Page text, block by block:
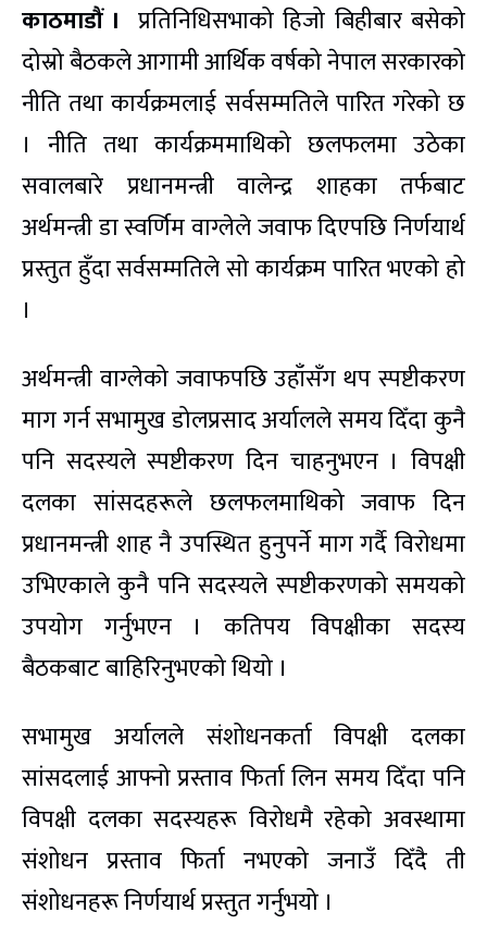
काठमाडौं । प्रतिनिधिसभाको हिजो बिहीबार बसेको
दोस्रो बैठकले आगामी आर्थिक वर्षको नेपाल सरकारको
नीति तथा कार्यक्रमलाई सर्वसम्मतिले पारित गरेको छ
। नीति तथा कार्यक्रममाथिको छलफलमा उठेका
सवालबारे प्रधानमन्त्री वालेन्द्र शाहका तर्फबाट
अर्थमन्त्री डा स्वर्णिम वाग्लेले जवाफ दिएपछि निर्णयार्थ
प्रस्तुत हुँदा सर्वसम्मतिले सो कार्यक्रम पारित भएको हो
।
अर्थमन्त्री वाग्लेको जवाफपछि उहाँसँग थप स्पष्टीकरण
माग गर्न सभामुख डोलप्रसाद अर्यालले समय दिँदा कुनै
पनि सदस्यले स्पष्टीकरण दिन चाहनुभएन । विपक्षी
दलका सांसदहरूले छलफलमाथिको जवाफ दिन
प्रधानमन्त्री शाह नै उपस्थित हुनुपर्ने माग गर्दै विरोधमा
उभिएकाले कुनै पनि सदस्यले स्पष्टीकरणको समयको
उपयोग गर्नुभएन । कतिपय विपक्षीका सदस्य
बैठकबाट बाहिरिनुभएको थियो ।
सभामुख अर्यालले संशोधनकर्ता विपक्षी दलका
सांसदलाई आफ्नो प्रस्ताव फिर्ता लिन समय दिँदा पनि
विपक्षी दलका सदस्यहरू विरोधमै रहेको अवस्थामा
संशोधन प्रस्ताव फिर्ता नभएको जनाउँ दिँदै ती
संशोधनहरू निर्णयार्थ प्रस्तुत गर्नुभयो ।